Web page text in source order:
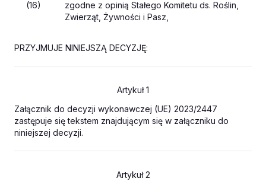
(16)
zgodne z opinią Stałego Komitetu ds. Roślin,
Zwierząt, Żywności i Pasz,
PRZYJMUJE NINIEJSZĄ DECYZJĘ:
Artykuł 1
Załącznik do decyzji wykonawczej (UE) 2023/2447
zastępuje się tekstem znajdującym się w załączniku do
niniejszej decyzji.
Artykuł 2